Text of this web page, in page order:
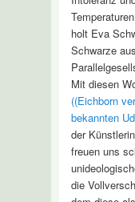
holt Eva
Schwarze
Mit diesen
((Eichborn
bekannten
der
freuen uns
die